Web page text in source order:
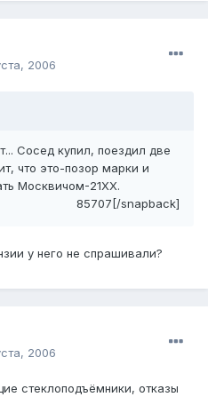
2006
Сосед купил, поездил две
что это-позор марки и
Москвичом-21ХХ.
85707[/snapback]
у него не спрашивали?
2006
стеклоподъёмники, отказы